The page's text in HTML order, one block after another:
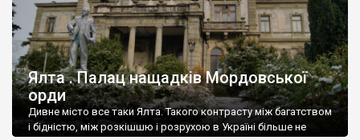
Ялта . Палац нащадків Мордовської
орди
Дивне місто все таки Ялта. Такого контрасту між багатством
і бідністю, між розкішшю і розрухою в Україні більше не